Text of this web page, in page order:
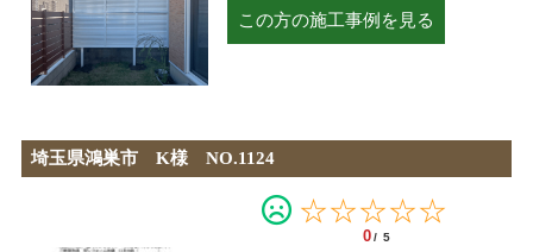
この方の施工事例を見る
埼玉県鴻巣市 K様 NO.1124
☆☆☆☆☆
0/5